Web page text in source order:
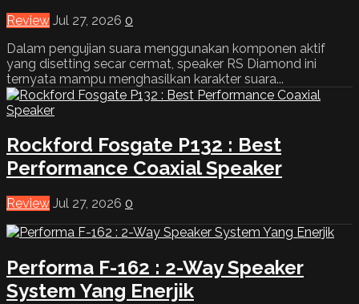
Review Jul 27, 2026 0
Dalam pengujian suara menggunakan komponen aktif
yang disetting secar cermat, speaker RS Diamond ini
ternyata mampu menghasilkan karakter suara...
Rockford Fosgate P132 : Best
Performance Coaxial Speaker
Review Jul 27, 2026 0
Performa F-162 : 2-Way Speaker
System Yang Enerjik